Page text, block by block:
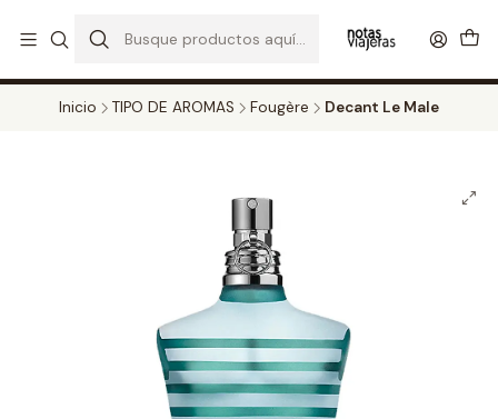
TODOS LOS DECANTS
Inicio TIPO DE AROMAS Fougère Decant Le Male